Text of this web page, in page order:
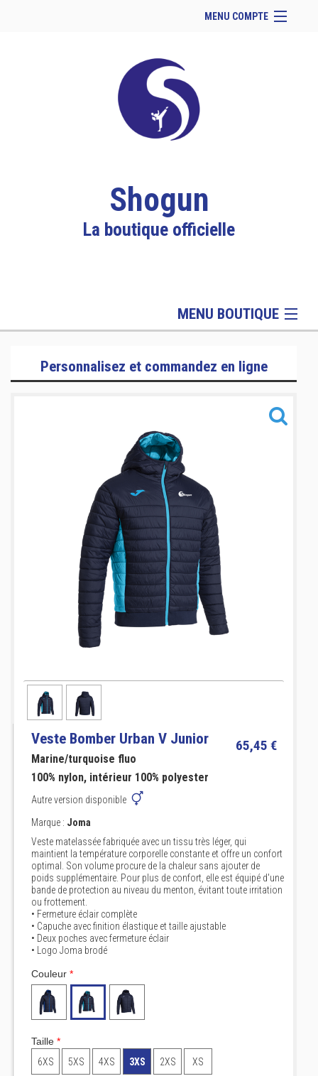
MENU COMPTE
Retour à notre site
Facebook
Instagram
Se connecter
Shogun
La boutique officielle
MENU BOUTIQUE
Kimonos Judo
Hoodies
Survêtements
Vestes & Blousons
Sacs
Accessoires
Personnalisez et commandez en ligne
Veste Bomber Urban V Junior 65,45 €
Marine/turquoise fluo
100% nylon, intérieur 100% polyester
Autre version disponible
Marque : Joma
Veste matelassée fabriquée avec un tissu très léger, qui
maintient la température corporelle constante et offre un confort
optimal. Son volume procure de la chaleur sans ajouter de
poids supplémentaire. Pour plus de confort, elle est équipé d'une
bande de protection au niveau du menton, évitant toute irritation
ou frottement.
• Fermeture éclair complète
• Capuche avec finition élastique et taille ajustable
• Deux poches avec fermeture éclair
• Logo Joma brodé
Couleur *
Taille *
6XS
5XS 4XS 3XS 2XS
XS